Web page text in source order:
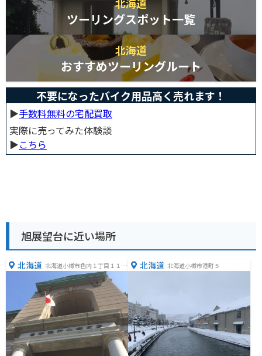
ツーリングスポット一覧
北海道
おすすめツーリングルート
不要になったバイク用品高く売れます！
▶︎手数料無料の宅配買取
実際に売ってみた体験談
▶︎こちら
旭展望台に近い場所
北海道 北海道小樽市色内１丁目１１
北海道 北海道小樽市港町５